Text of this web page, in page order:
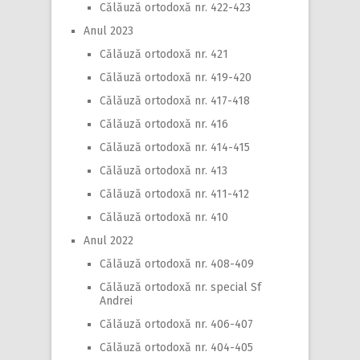
Călăuză ortodoxă nr. 422-423
Anul 2023
Călăuză ortodoxă nr. 421
Călăuză ortodoxă nr. 419-420
Călăuză ortodoxă nr. 417-418
Călăuză ortodoxă nr. 416
Călăuză ortodoxă nr. 414-415
Călăuză ortodoxă nr. 413
Călăuză ortodoxă nr. 411-412
Călăuză ortodoxă nr. 410
Anul 2022
Călăuză ortodoxă nr. 408-409
Călăuză ortodoxă nr. special Sf
Andrei
Călăuză ortodoxă nr. 406-407
Călăuză ortodoxă nr. 404-405